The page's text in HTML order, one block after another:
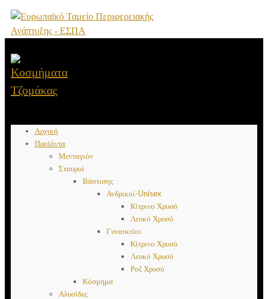
Αρχική
Προϊόντα
Μενταγιόν
Σταυροί
Βάπτισης
Ανδρικοί-Unisex
Κίτρινο Χρυσό
Λευκό Χρυσό
Γυναικείοι
Κίτρινο Χρυσό
Λευκό Χρυσό
Ροζ Χρυσό
Κόσμημα
Αλυσίδες